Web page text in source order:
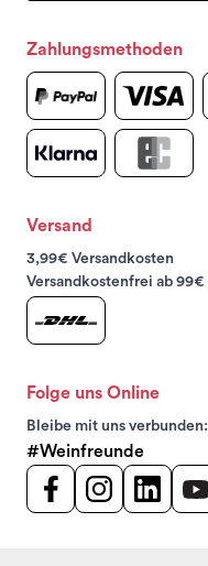
Zahlungsmethoden
Versand
3,99€ Versandkosten
Versandkostenfrei ab 99€
Folge uns Online
Bleibe mit uns verbunden:
#Weinfreunde